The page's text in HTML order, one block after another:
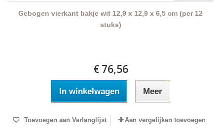
Gebogen vierkant bakje wit 12,9 x 12,9 x 6,5 cm (per 12
stuks)
€ 76,56
In winkelwagen Meer
Toevoegen aan Verlanglijst Aan vergelijken toevoegen